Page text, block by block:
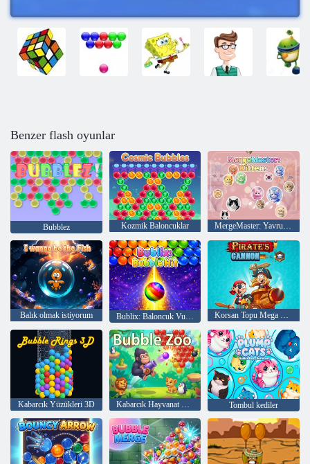
Benzer flash oyunlar
Bubblez Kozmik Baloncuklar MergeMaster: Yavru Kediler
Balık olmak istiyorum Korsan Topu Mega Bir Savaş
Kabarcık Yüzükleri 3D Kabarcık Hayvanat Bahçesi Tombul kediler